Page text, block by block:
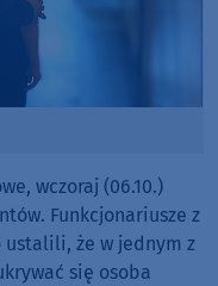
wczoraj (06.10.)
Funkcjonariusze z
ustalili, że w jednym z
się osoba